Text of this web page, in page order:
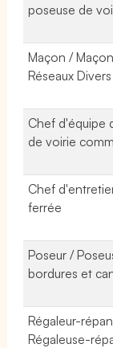
poseuse de
Maçon /
Réseaux
Chef d'équipe
de voirie
Chef
ferrée
Poseur /
bordures et
Régaleur-
Régaleuse-